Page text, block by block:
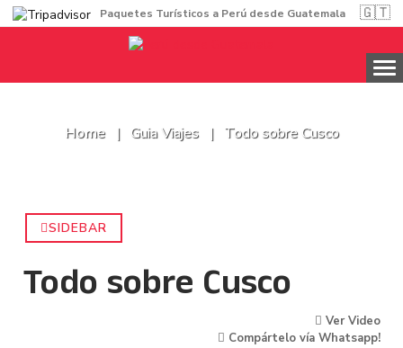
Paquetes Turísticos a Perú desde Guatemala 🇬🇹
Home Guia Viajes Todo sobre Cusco
SIDEBAR
Todo sobre Cusco
Ver Video
Compártelo vía Whatsapp!